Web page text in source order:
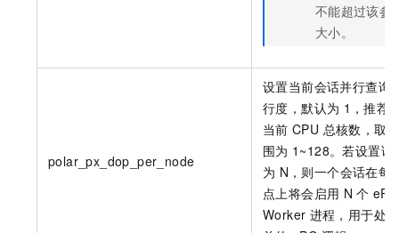
不能超过该参
大小。
polar_px_dop_per_node
设置当前会话并行查询
行度，默认为 1，推荐
当前 CPU 总核数，取
围为 1~128。若设置该
为 N，则一个会话在每
点上将会启用 N 个 ePQ
Worker 进程，用于处